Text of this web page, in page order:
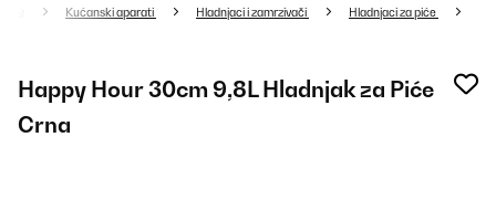
Kućanski aparati Hladnjaci i zamrzivači Hladnjaci za piće
Happy Hour 30cm 9,8L Hladnjak za Piće
Crna